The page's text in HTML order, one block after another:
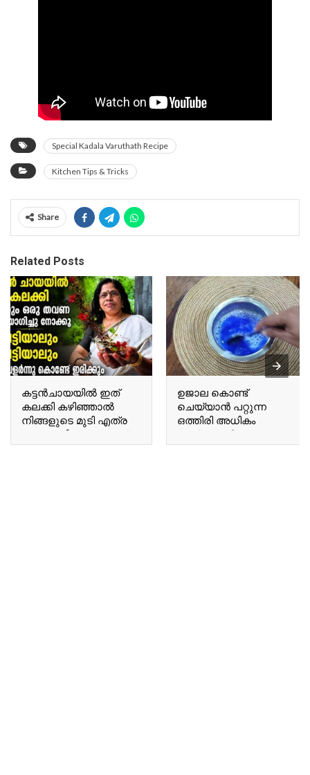
Special Kadala Varuthath Recipe
Kitchen Tips & Tricks
Share
Related Posts
കട്ടൻചായയിൽ ഇത്
കലക്കി കഴിഞ്ഞാൽ
നിങ്ങളുടെ മുടി എത്ര
നരച്ച മുടിയും കറുത്ത്
കിട്ടും Once you mix this
ഉജാല കൊണ്ട്
ചെയ്യാൻ പറ്റുന്ന
ഒത്തിരി അധികം
കാര്യങ്ങൾ Many
things you can do with